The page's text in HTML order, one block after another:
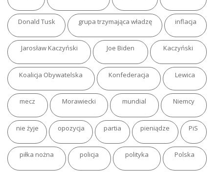
Donald Tusk grupa trzymająca władzę inflacja
Jarosław Kaczyński Joe Biden Kaczyński
Koalicja Obywatelska Konfederacja Lewica
mecz Morawiecki mundial Niemcy
nie żyje opozycja partia pieniądze PiS
piłka nożna policja polityka Polska